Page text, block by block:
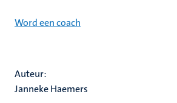
Word een coach
Auteur:
Janneke Haemers